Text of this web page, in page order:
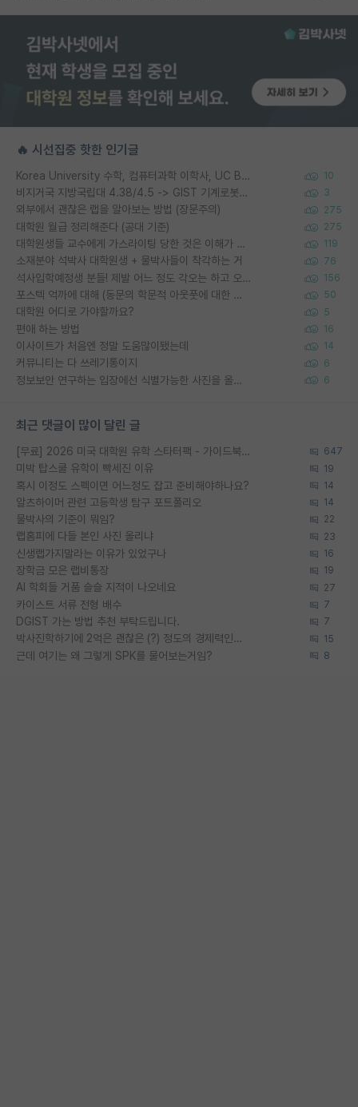
🔥 시선집중 핫한 인기글
Korea University 수학, 컴퓨터과학 이학사, UC Berkeley 산업공학 대학원 공학박사가 되는 것은 쉽지 않겠죠? 10
비지거국 지방국립대 4.38/4.5 -> GIST 기계로봇공학과 석사 3
외부에서 괜찮은 랩을 알아보는 방법 (장문주의) 275
대학원 월급 정리해준다 (공대 기준) 275
대학원생들 교수에게 가스라이팅 당한 것은 이해가 갑니다. 안타깝네요. 119
소재분야 석박사 대학원생 + 물박사들이 착각하는 거 76
석사입학예정생 분들! 제발 어느 정도 각오는 하고 오세요. 156
포스텍 억까에 대해 (동문의 학문적 아웃풋에 대한 반박) 50
대학원 어디로 가야할까요? 5
편애 하는 방법 16
이사이트가 처음엔 정말 도움많이됐는데 14
커뮤니티는 다 쓰레기통이지 6
정보보안 연구하는 입장에선 식별가능한 사진을 올리는건 비추이긴함 6
최근 댓글이 많이 달린 글
[무료] 2026 미국 대학원 유학 스타터팩 - 가이드북 & 합격자 컨택메일 템플릿 647
미박 탑스쿨 유학이 빡세진 이유 19
혹시 이정도 스펙이면 어느정도 잡고 준비해야하나요? 14
알츠하이머 관련 고등학생 탐구 포트폴리오 14
물박사의 기준이 뭐임? 22
랩홈피에 다들 본인 사진 올리냐 23
신생랩가지말라는 이유가 있었구나 16
장학금 모은 랩비통장 19
AI 학회들 거품 슬슬 지적이 나오네요 27
카이스트 서류 전형 배수 7
DGIST 가는 방법 추천 부탁드립니다. 7
박사진학하기에 2억은 괜찮은 (?) 정도의 경제력인가요 15
근데 여기는 왜 그렇게 SPK를 물어보는거임? 8